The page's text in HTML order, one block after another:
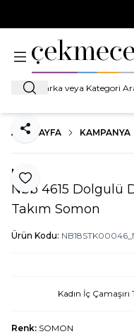
Ara
ANA SAYFA KAMPANYA
Favoriye Ekle
Paylaş
Nbb
Nbb 4615 Dolgulü
Takım Somon
Ürün Kodu:
Kadın İç
Renk: SOMON